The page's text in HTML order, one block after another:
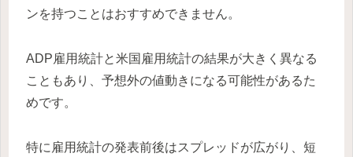
ンを持つことはおすすめできません。
ADP雇用統計と米国雇用統計の結果が大きく異なる
こともあり、予想外の値動きになる可能性があるた
めです。
特に雇用統計の発表前後はスプレッドが広がり、短